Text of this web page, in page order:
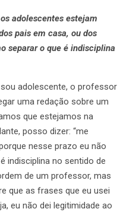
adolescentes estejam
pais em casa, ou dos
separar o que é indisciplina
adolescente, o professor
uma redação sobre um
que estejamos na
posso dizer: “me
nesse prazo eu não
indisciplina no sentido de
de um professor, mas
que as frases que eu usei
eu não dei legitimidade ao